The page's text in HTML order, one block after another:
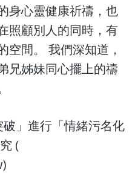
身心靈健康祈禱，也
照顧別人的同時，有
空間。 我們深知道，
兄姊妹同心擺上的禱
」進行「情緒污名化
(
)